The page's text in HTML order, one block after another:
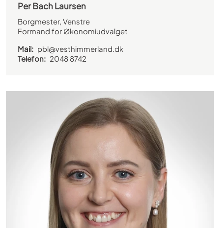
Per Bach Laursen
Borgmester, Venstre
Formand for Økonomiudvalget
Mail: pbl@vesthimmerland.dk
Telefon: 2048 8742